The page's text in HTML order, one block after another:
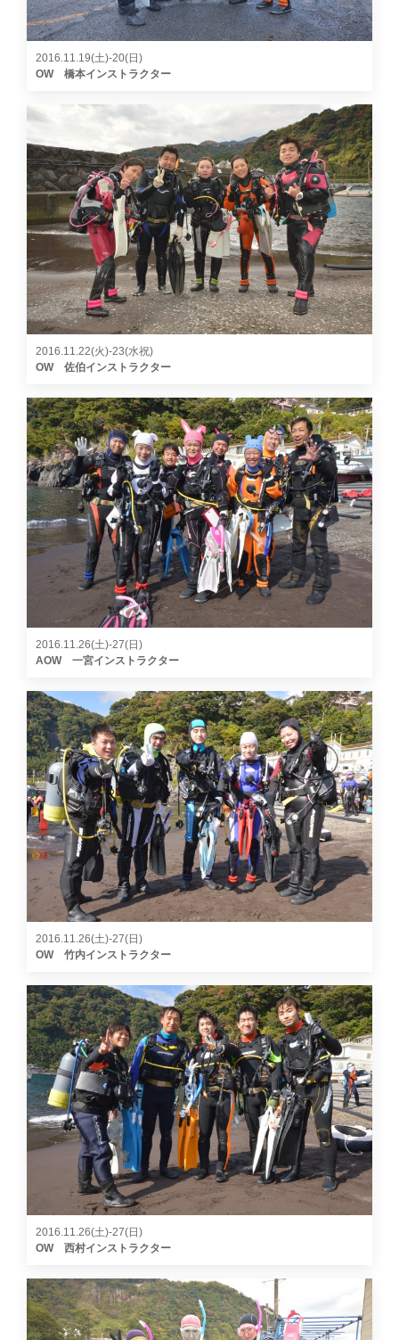
2016.11.19(土)-20(日)
OW 橋本インストラクター
2016.11.22(火)-23(水祝)
OW 佐伯インストラクター
2016.11.26(土)-27(日)
AOW 一宮インストラクター
2016.11.26(土)-27(日)
OW 竹内インストラクター
2016.11.26(土)-27(日)
OW 西村インストラクター